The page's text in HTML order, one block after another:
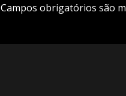
Campos obrigatórios são